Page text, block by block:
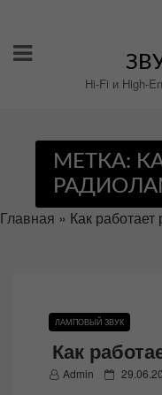
содержимому
Hi-Fi и High-
МЕТКА:
Главная » Как
ЛАМПОВЫЙ ЗВУК
Как
Admin
P